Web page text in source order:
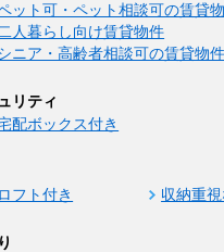
ット可・ペット相談可の賃貸
二人暮らし向け賃貸物件
ニア・高齢者相談可の賃貸物件
リティ
配ボックス付き
ロフト付き 収納重